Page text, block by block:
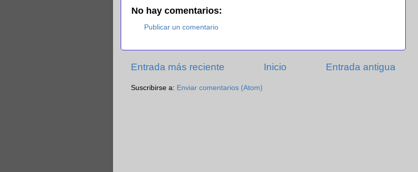
No hay comentarios:
Publicar un comentario
Entrada más reciente Entrada antigua
Inicio
Suscribirse a: Enviar comentarios (Atom)